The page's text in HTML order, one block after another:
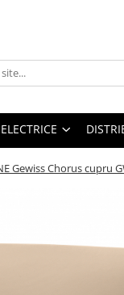
Gewiss Chorus cupru